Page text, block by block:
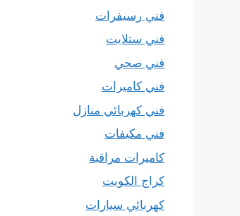
فني رسيفرات
فني ستلايت
فني صحي
فني كاميرات
فني كهربائي منازل
فني مكيفات
كاميرات مراقبة
كراج الكويت
كهربائي سيارات